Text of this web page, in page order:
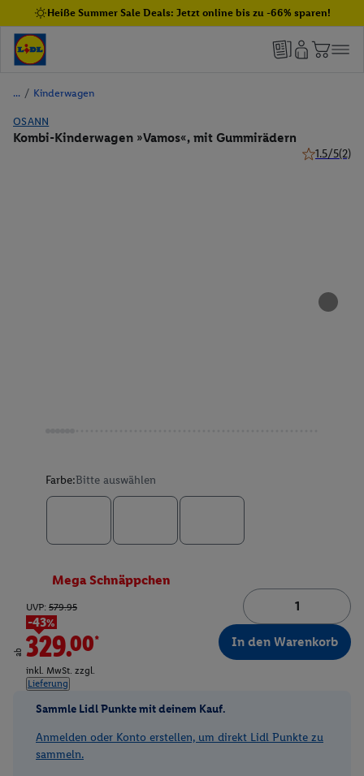
Heiße Summer Sale Deals: Jetzt online bis zu -66% sparen!
/ Kinderwagen
OSANN
Kombi-Kinderwagen »Vamos«, mit Gummirädern
1.5/5(2)
Farbe:Bitte auswählen
Mega Schnäppchen
ab
UVP: 579.95
-43%
329.00*
inkl. MwSt. zzgl.
Lieferung
In den Warenkorb
Sammle Lidl Punkte mit deinem Kauf.
Anmelden oder Konto erstellen, um direkt Lidl Punkte zu
sammeln.